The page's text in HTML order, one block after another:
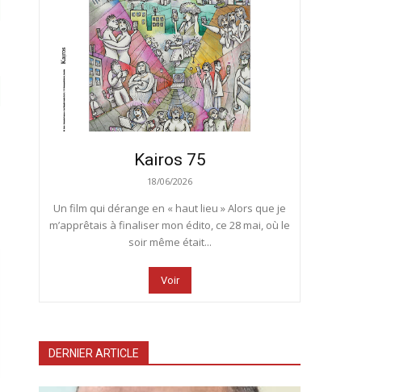
Kairos 75
18/06/2026
Un film qui dérange en « haut lieu » Alors que je
m’apprêtais à finaliser mon édito, ce 28 mai, où le
soir même était...
Voir
DERNIER ARTICLE